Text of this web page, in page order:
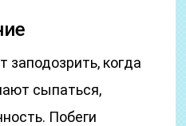
заподозрить, когда
сыпаться,
Побеги